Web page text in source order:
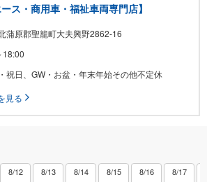
ス・商用車・福祉車両専門店】
蒲原郡聖籠町大夫興野2862-16
18:00
祝日、GW・お盆・年末年始その他不定休
見る
8/12 8/13 8/14 8/15 8/16 8/17